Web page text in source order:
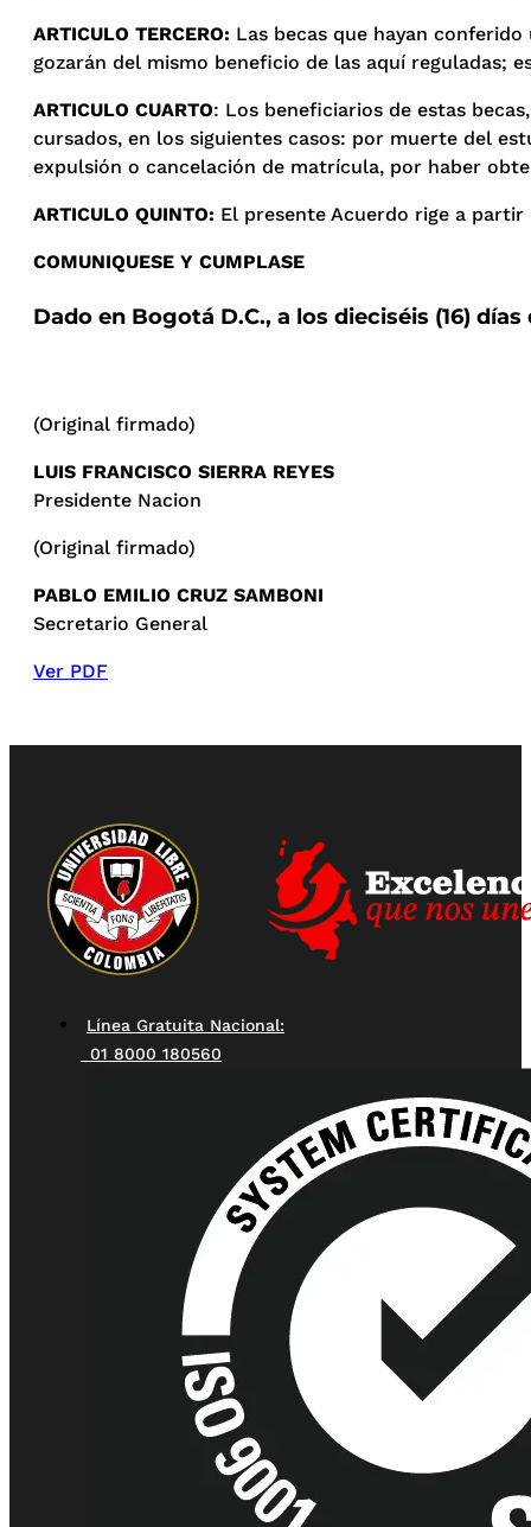
ARTICULO TERCERO: Las becas que hayan
gozarán del mismo beneficio de las aquí reguladas;
ARTICULO CUARTO: Los beneficiarios de estas
cursados, en los siguientes casos: por muerte del
expulsión o cancelación de matrícula, por haber
ARTICULO QUINTO: El presente Acuerdo rige a
COMUNIQUESE Y CUMPLASE
Dado en Bogotá D.C., a los dieciséis (16)
(Original firmado)
LUIS FRANCISCO SIERRA REYES
Presidente Nacion
(Original firmado)
PABLO EMILIO CRUZ SAMBONI
Secretario General
Ver PDF
Línea Gratuita Nacional:
01 8000 180560